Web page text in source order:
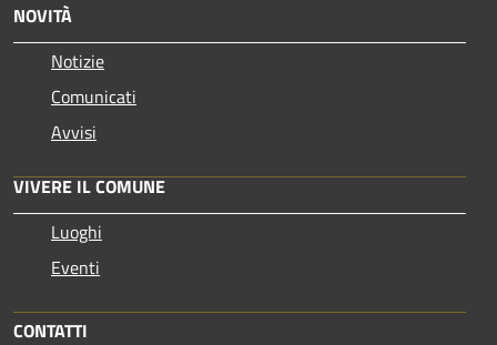
NOVITÀ
Notizie
Comunicati
Avvisi
VIVERE IL COMUNE
Luoghi
Eventi
CONTATTI